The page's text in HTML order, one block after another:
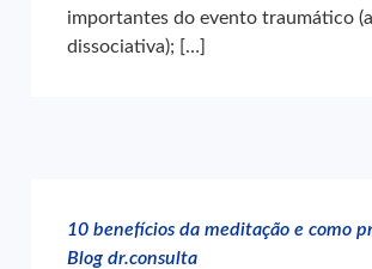
importantes do evento traumático
dissociativa); […]
10 benefícios da meditação e como
Blog dr.consulta